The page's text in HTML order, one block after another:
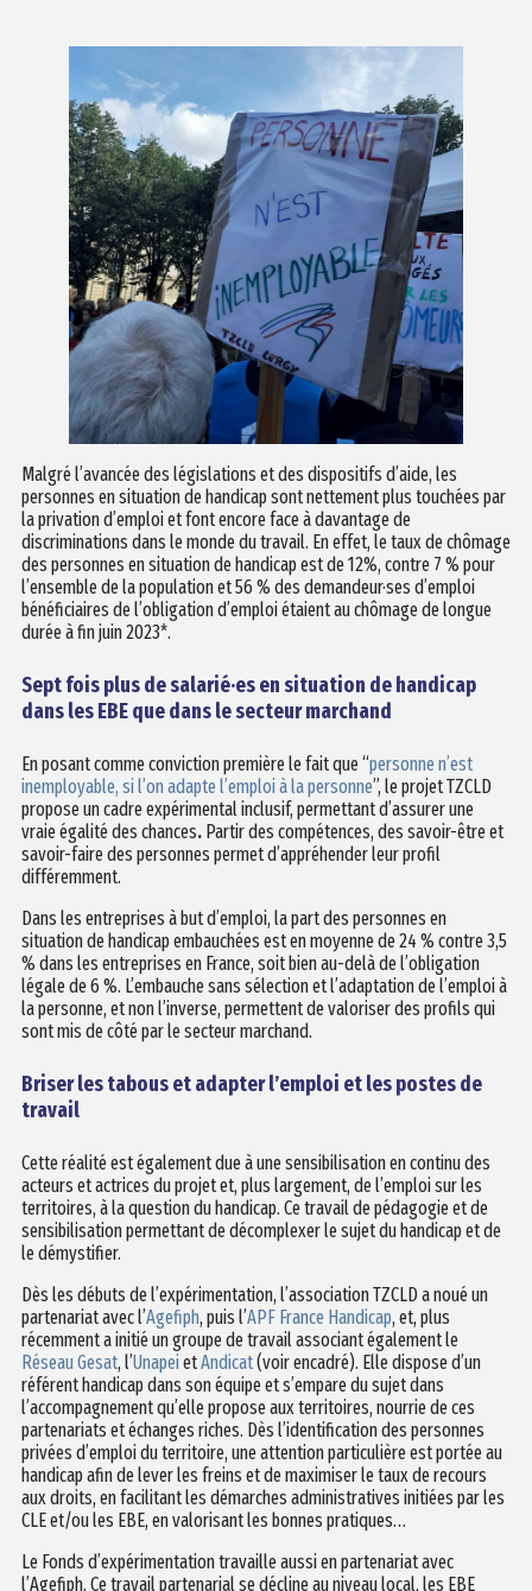
Malgré l’avancée des législations et des dispositifs d’aide, les
personnes en situation de handicap sont nettement plus touchées par
la privation d’emploi et font encore face à davantage de
discriminations dans le monde du travail. En effet, le taux de chômage
des personnes en situation de handicap est de 12%, contre 7 % pour
l’ensemble de la population et 56 % des demandeur·ses d’emploi
bénéficiaires de l’obligation d’emploi étaient au chômage de longue
durée à fin juin 2023*.
Sept fois plus de salarié·es en situation de handicap
dans les EBE que dans le secteur marchand
En posant comme conviction première le fait que “personne n’est
inemployable, si l’on adapte l’emploi à la personne”, le projet TZCLD
propose un cadre expérimental inclusif, permettant d’assurer une
vraie égalité des chances.Partir des compétences, des savoir-être et
savoir-faire des personnes permet d’appréhender leur profil
différemment.
Dans les entreprises à but d’emploi, la part des personnes en
situation de handicap embauchées est en moyenne de 24 % contre 3,5
% dans les entreprises en France, soit bien au-delà de l’obligation
légale de 6 %. L’embauche sans sélection et l’adaptation de l’emploi à
la personne, et non l’inverse, permettent de valoriser des profils qui
sont mis de côté par le secteur marchand.
Briser les tabous et adapter l’emploi et les postes de
travail
Cette réalité est également due à une sensibilisation en continu des
acteurs et actrices du projet et, plus largement, de l’emploi sur les
territoires, à la question du handicap. Ce travail de pédagogie et de
sensibilisation permettant de décomplexer le sujet du handicap et de
le démystifier.
Dès les débuts de l’expérimentation, l’association TZCLD a noué un
partenariat avec l’Agefiph, puis l’APF France Handicap, et, plus
récemment a initié un groupe de travail associant également le
Réseau Gesat, l’Unapei etAndicat(voir encadré). Elle dispose d’un
référent handicap dans son équipe et s’empare du sujet dans
l’accompagnement qu’elle propose aux territoires, nourrie de ces
partenariats et échanges riches. Dès l’identification des personnes
privées d’emploi du territoire, une attention particulière est portée au
handicap afin de lever les freins et de maximiser le taux de recours
aux droits, en facilitant les démarches administratives initiées par les
CLE et/ou les EBE, en valorisant les bonnes pratiques…
Le Fonds d’expérimentation travaille aussi en partenariat avec
l’Agefiph. Ce travail partenarial se décline au niveau local, les EBE